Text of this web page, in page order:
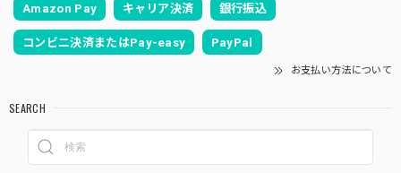
Amazon Pay キャリア決済 銀行振込
コンビニ決済またはPay-easy PayPal
お支払い方法について
SEARCH